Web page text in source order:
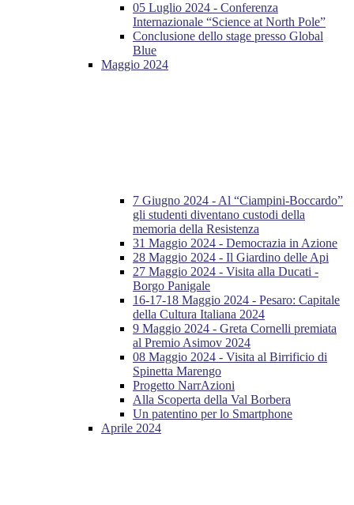
05 Luglio 2024 - Conferenza
Internazionale “Science at North Pole”
Conclusione dello stage presso Global
Blue
Maggio 2024
7 Giugno 2024 - Al “Ciampini-Boccardo”
gli studenti diventano custodi della
memoria della Resistenza
31 Maggio 2024 - Democrazia in Azione
28 Maggio 2024 - Il Giardino delle Api
27 Maggio 2024 - Visita alla Ducati -
Borgo Panigale
16-17-18 Maggio 2024 - Pesaro: Capitale
della Cultura Italiana 2024
9 Maggio 2024 - Greta Cornelli premiata
al Premio Asimov 2024
08 Maggio 2024 - Visita al Birrificio di
Spinetta Marengo
Progetto NarrAzioni
Alla Scoperta della Val Borbera
Un patentino per lo Smartphone
Aprile 2024